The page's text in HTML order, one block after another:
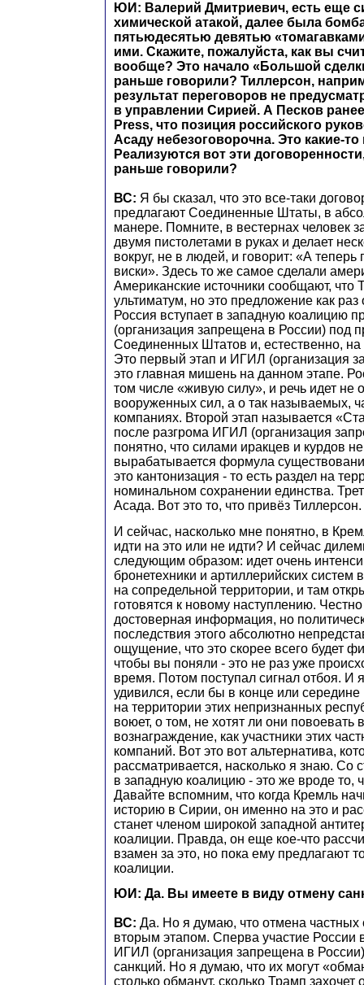
ЮИ: Валерий Дмитриевич, есть еще
химической атакой, далее была
пятьюдесятью девятью
ими. Скажите, пожалуйста, как вы
вообще? Это начало «Большой
раньше говорили? Тиллерсон,
результат переговоров не
в управлении Сирией. А Песков
Press, что позиция российского
Асаду небезоговорочна. Это какие-
Реализуются вот эти
раньше говорили?
ВС: Я бы сказал, что это все-таки
предлагают Соединенные Штаты, в
манере. Помните, в вестернах человек
двумя пистолетами в руках и делает
вокруг, не в людей, и говорит: «А теперь
виски». Здесь то же самое сделали
Американские источники сообщают, что
ультиматум, но это предложение как раз
Россия вступает в западную коалицию
(организация запрещена в России) под
Соединенных Штатов и, естественно, на
Это первый этап и ИГИЛ (организация
это главная мишень на данном этапе.
том числе «живую силу», и речь идет не
вооруженных сил, а о так называемых,
компаниях. Второй этап называется
после разгрома ИГИЛ (организация
понятно, что силами иракцев и курдов
вырабатывается формула
это кантонизация - то есть раздел на
номинальном сохранении единства.
Асада. Вот это то, что привёз Тиллерсон.
И сейчас, насколько мне понятно, в
идти на это или не идти? И сейчас
следующим образом: идет очень
бронетехники и артиллерийских систем
на сопредельной территории, и там
готовятся к новому наступлению.
достоверная информация, но
последствия этого абсолютно
ощущение, что это скорее всего будет
чтобы вы поняли - это не раз уже
время. Потом поступал сигнал отбоя. И
удивился, если бы в конце или середине
на территории этих непризнанных
воюет, о том, не хотят ли они повоевать
вознаграждение, как участники этих
компаний. Вот это вот альтернатива,
рассматривается, насколько я знаю. Со
в западную коалицию - это же вроде то,
Давайте вспомним, что когда Кремль
историю в Сирии, он именно на это и
станет членом широкой западной
коалиции. Правда, он еще кое-что
взамен за это, но пока ему предлагают
коалиции.
ЮИ: Да. Вы имеете в виду отмену
ВС: Да. Но я думаю, что отмена
вторым этапом. Сперва участие России
ИГИЛ (организация запрещена в
санкций. Но я думаю, что их могут
столько обманут, сколько Трамп захочет